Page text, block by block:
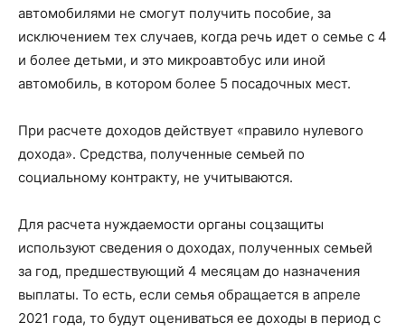
автомобилями не смогут получить пособие, за
исключением тех случаев, когда речь идет о семье с 4
и более детьми, и это микроавтобус или иной
автомобиль, в котором более 5 посадочных мест.
При расчете доходов действует «правило нулевого
дохода». Средства, полученные семьей по
социальному контракту, не учитываются.
Для расчета нуждаемости органы соцзащиты
используют сведения о доходах, полученных семьей
за год, предшествующий 4 месяцам до назначения
выплаты. То есть, если семья обращается в апреле
2021 года, то будут оцениваться ее доходы в период с